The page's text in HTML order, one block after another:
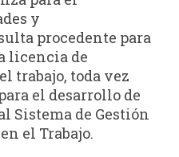
y
procedente para
licencia de
trabajo, toda vez
el desarrollo de
Sistema de Gestión
el Trabajo.